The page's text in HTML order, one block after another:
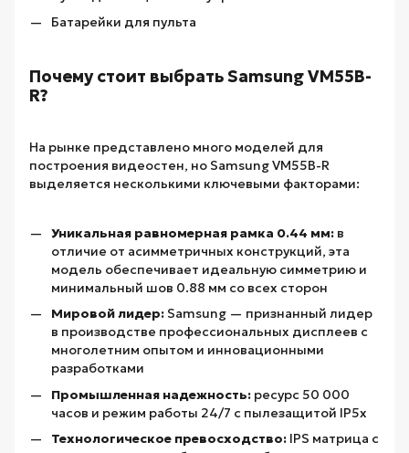
Батарейки для пульта
Почему стоит выбрать Samsung VM55B-
R?
На рынке представлено много моделей для
построения видеостен, но Samsung VM55B-R
выделяется несколькими ключевыми факторами:
Уникальная равномерная рамка 0.44 мм: в
отличие от асимметричных конструкций, эта
модель обеспечивает идеальную симметрию и
минимальный шов 0.88 мм со всех сторон
Мировой лидер: Samsung — признанный лидер
в производстве профессиональных дисплеев с
многолетним опытом и инновационными
разработками
Промышленная надежность: ресурс 50 000
часов и режим работы 24/7 с пылезащитой IP5x
Технологическое превосходство: IPS матрица с